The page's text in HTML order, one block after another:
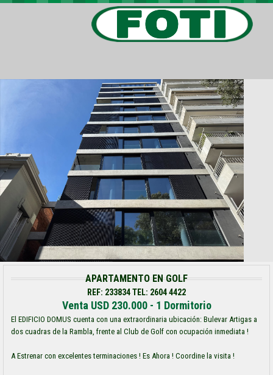
APARTAMENTO EN GOLF
REF: 233834 TEL: 2604 4422
Venta USD 230.000 - 1 Dormitorio
El EDIFICIO DOMUS cuenta con una extraordinaria ubicación: Bulevar Artigas a
dos cuadras de la Rambla, frente al Club de Golf con ocupación inmediata !
A Estrenar con excelentes terminaciones ! Es Ahora ! Coordine la visita !